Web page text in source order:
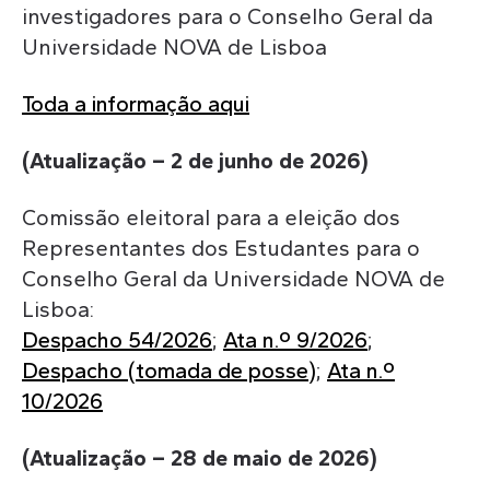
investigadores para o Conselho Geral da
Universidade NOVA de Lisboa
Toda a informação aqui
(Atualização – 2 de junho de 2026)
Comissão eleitoral para a eleição dos
Representantes dos Estudantes para o
Conselho Geral da Universidade NOVA de
Lisboa:
Despacho 54/2026; Ata n.º 9/2026;
Despacho (tomada de posse); Ata n.º
10/2026
(Atualização – 28 de maio de 2026)